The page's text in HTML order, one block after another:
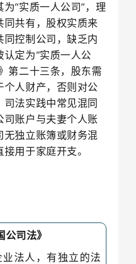
“实质一人公司”，理
同共有，股权实质来
同控制公司，缺乏内
定为“实质一人公
第二十三条，股东需
个人财产，否则对公
法实践中常见混同
账户与夫妻个人账
无独立账簿或财务混
用于家庭开支。
公司法》
法人，有独立的法